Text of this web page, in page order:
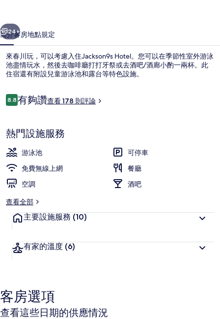
個 下一個
24+
簡介客房地點規定
來春川玩，可以考慮入住Jackson9s Hotel。您可以在季節性室外游泳
池盡情玩水，然後去咖啡廳打打牙祭或去酒吧/酒廊小酌一兩杯。此
住宿還有附設兒童游泳池和露台等特色設施。
評
論
8.88.8 分，滿分 10 分，
有夠讚查看 178 則評論
熱門設施服務
游泳池
可停車
免費無線上網
餐廳
空調
酒吧
查看全部
主要設施服務 (10)
有家的溫度 (6)
客房選項
查看這些日期的供應情況